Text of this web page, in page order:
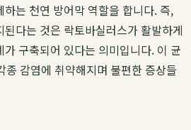
는 천연 방어막 역할을 합니다. 즉,
다는 것은 락토바실러스가 활발하게
구축되어 있다는 의미입니다. 이 균
종 감염에 취약해지며 불편한 증상들